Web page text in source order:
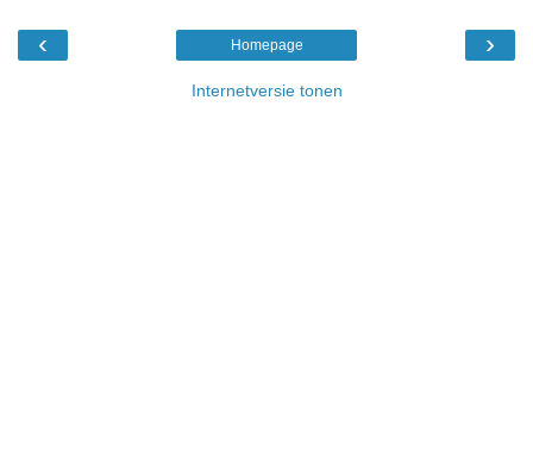
‹ ›
Homepage
Internetversie tonen